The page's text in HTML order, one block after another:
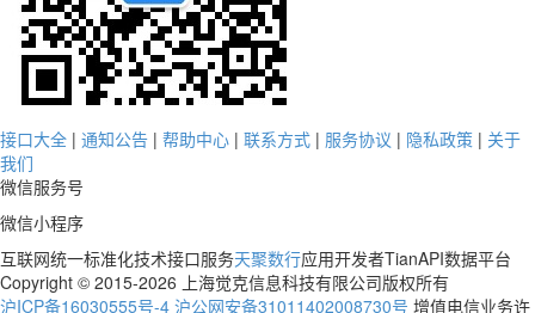
接口大全 | 通知公告 | 帮助中心 | 联系方式 | 服务协议 | 隐私政策 | 关于
我们
微信服务号
微信小程序
互联网统一标准化技术接口服务天聚数行应用开发者TianAPI数据平台
Copyright © 2015-2026 上海觉克信息科技有限公司版权所有
沪ICP备16030555号-4 沪公网安备31011402008730号 增值电信业务许